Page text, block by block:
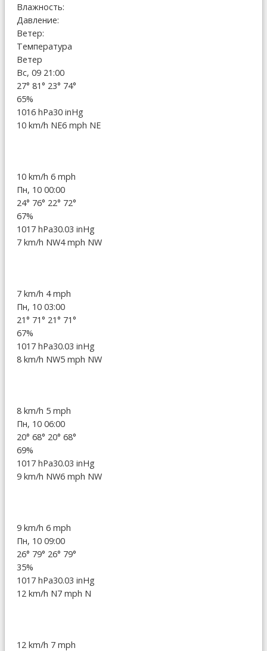
Влажность:
Давление:
Ветер:
Температура
Ветер
Вс, 09 21:00
27° 81° 23° 74°
65%
1016 hPa30 inHg
10 km/h NE6 mph NE
10 km/h 6 mph
Пн, 10 00:00
24° 76° 22° 72°
67%
1017 hPa30.03 inHg
7 km/h NW4 mph NW
7 km/h 4 mph
Пн, 10 03:00
21° 71° 21° 71°
67%
1017 hPa30.03 inHg
8 km/h NW5 mph NW
8 km/h 5 mph
Пн, 10 06:00
20° 68° 20° 68°
69%
1017 hPa30.03 inHg
9 km/h NW6 mph NW
9 km/h 6 mph
Пн, 10 09:00
26° 79° 26° 79°
35%
1017 hPa30.03 inHg
12 km/h N7 mph N
12 km/h 7 mph